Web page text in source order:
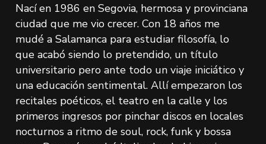
Nací en 1986 en Segovia, hermosa y provinciana
ciudad que me vio crecer. Con 18 años me
mudé a Salamanca para estudiar filosofía, lo
que acabó siendo lo pretendido, un título
universitario pero ante todo un viaje iniciático y
una educación sentimental. Allí empezaron los
recitales poéticos, el teatro en la calle y los
primeros ingresos por pinchar discos en locales
nocturnos a ritmo de soul, rock, funk y bossa